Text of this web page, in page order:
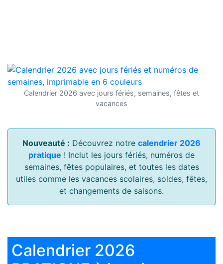
Calendrier 2026 avec jours fériés, semaines, fêtes et
vacances
Nouveauté : Découvrez notre calendrier 2026
pratique ! Inclut les jours fériés, numéros de
semaines, fêtes populaires, et toutes les dates
utiles comme les vacances scolaires, soldes, fêtes,
et changements de saisons.
Calendrier 2026